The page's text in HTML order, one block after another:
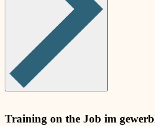
Training on the Job im